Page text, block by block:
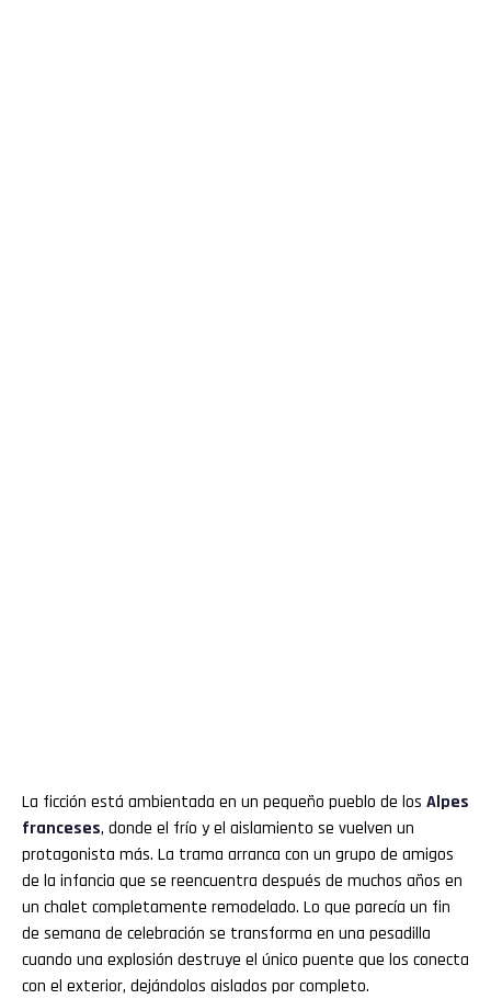
La ficción está ambientada en un pequeño pueblo de los Alpes
franceses, donde el frío y el aislamiento se vuelven un
protagonista más. La trama arranca con un grupo de amigos
de la infancia que se reencuentra después de muchos años en
un chalet completamente remodelado. Lo que parecía un fin
de semana de celebración se transforma en una pesadilla
cuando una explosión destruye el único puente que los conecta
con el exterior, dejándolos aislados por completo.